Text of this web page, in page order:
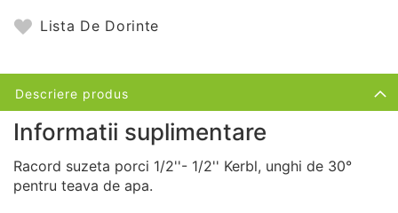
Lista De Dorinte
Descriere produs
Informatii suplimentare
Racord suzeta porci 1/2''- 1/2'' Kerbl, unghi de 30°
pentru teava de apa.